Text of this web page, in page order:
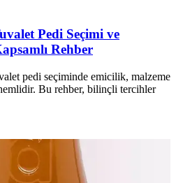
Pedi Seçimi ve
Rehber
pedi seçiminde emicilik, malzeme
Bu rehber, bilinçli tercihler